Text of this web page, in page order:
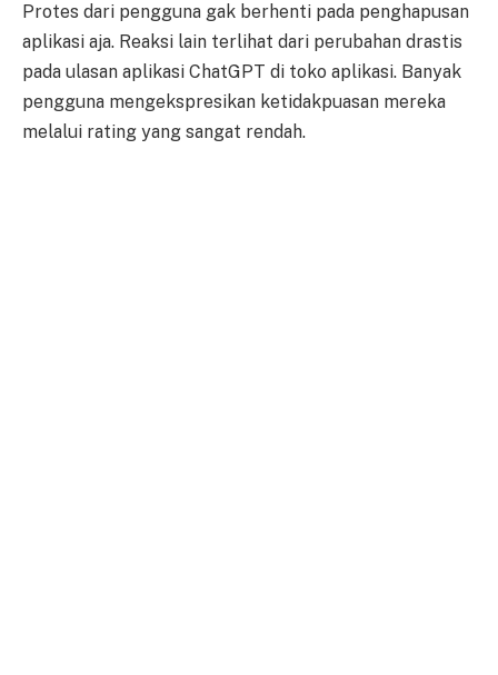
Protes dari pengguna gak berhenti pada penghapusan
aplikasi aja. Reaksi lain terlihat dari perubahan drastis
pada ulasan aplikasi ChatGPT di toko aplikasi. Banyak
pengguna mengekspresikan ketidakpuasan mereka
melalui rating yang sangat rendah.